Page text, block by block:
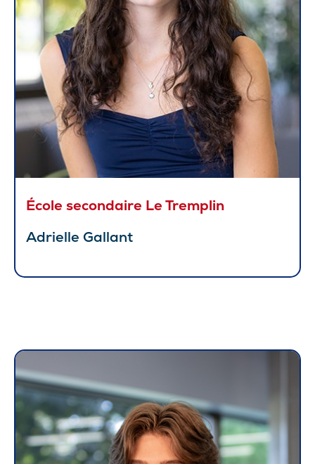
École secondaire Le Tremplin
Adrielle Gallant